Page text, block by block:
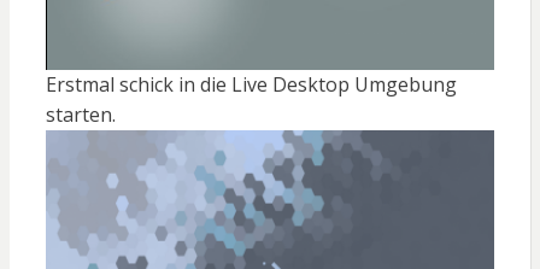
Erstmal schick in die Live Desktop Umgebung
starten.